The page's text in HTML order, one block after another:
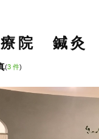
療院 鍼灸
(3 件)